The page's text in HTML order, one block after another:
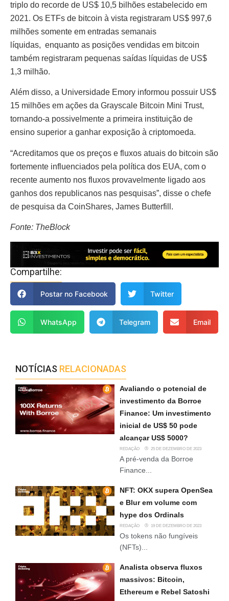
triplo do recorde de US$ 10,5 bilhões estabelecido em
2021. Os ETFs de bitcoin à vista registraram US$ 997,6
milhões somente em entradas semanais
líquidas, enquanto as posições vendidas em bitcoin
também registraram pequenas saídas líquidas de US$
1,3 milhão.
Além disso, a Universidade Emory informou possuir US$
15 milhões em ações da Grayscale Bitcoin Mini Trust,
tornando-a possivelmente a primeira instituição de
ensino superior a ganhar exposição à criptomoeda.
“Acreditamos que os preços e fluxos atuais do bitcoin são
fortemente influenciados pela política dos EUA, com o
recente aumento nos fluxos provavelmente ligado aos
ganhos dos republicanos nas pesquisas”, disse o chefe
de pesquisa da CoinShares, James Butterfill.
Fonte: TheBlock
Compartilhe:
Postar no Facebook Twitter
WhatsApp Telegram Email
NOTÍCIAS RELACIONADAS
Avaliando o potencial de
investimento da Borroe
Finance: Um investimento
inicial de US$ 50 pode
alcançar US$ 5000?
REDAÇÃO 25 DE DEZEMBRO DE 2023
A pré-venda da Borroe
Finance...
NFT: OKX supera OpenSea
e Blur em volume com
hype dos Ordinals
REDAÇÃO 19 DE DEZEMBRO DE 2023
Os tokens não fungíveis
(NFTs)...
Analista observa fluxos
massivos: Bitcoin,
Ethereum e Rebel Satoshi